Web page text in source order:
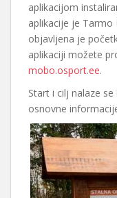
aplikacijom
aplikacije je Tarmo
objavljena je
aplikaciji možete
mobo.osport.ee.
Start i cilj nalaze
osnovne